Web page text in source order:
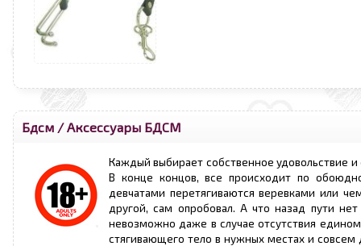
Бдсм /Аксессуары БДСМ
Каждый выбирает собственное удовольствие
В конце концов, все происходит по
девчатами перетягиваются веревками или
другой, сам опробовал. А что назад пути
невозможно даже в случае отсутствия
стягивающего тело в нужных местах и совсем